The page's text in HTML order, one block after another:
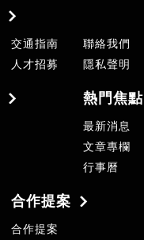
交通指南 聯絡我們
人才招募 隱私聲明
熱門焦點
最新消息
文章專欄
行事曆
合作提案
合作提案